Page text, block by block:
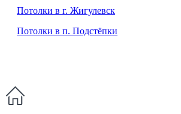
Потолки в г. Жигулевск
Потолки в п. Подстёпки